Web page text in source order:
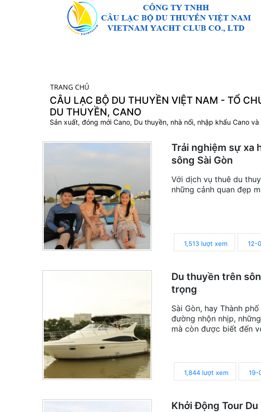
TRANG CHỦ
CÂU LẠC BỘ DU THUYỀN VIỆT NAM - TỔ
DU THUYỀN, CANO
Sản xuất, đóng mới Cano, Du thuyền, nhà nổi, nhập khẩu Cano
Trải nghiệm sự xa
sông Sài Gòn
Với dịch vụ thuê du
những cảnh quan đẹp
1,513 lượt xem 12-
Du thuyền trên
trọng
Sài Gòn, hay Thành
đường nhộn nhịp,
mà còn được biết đến
1,844 lượt xem 19-
Khởi Động Tour